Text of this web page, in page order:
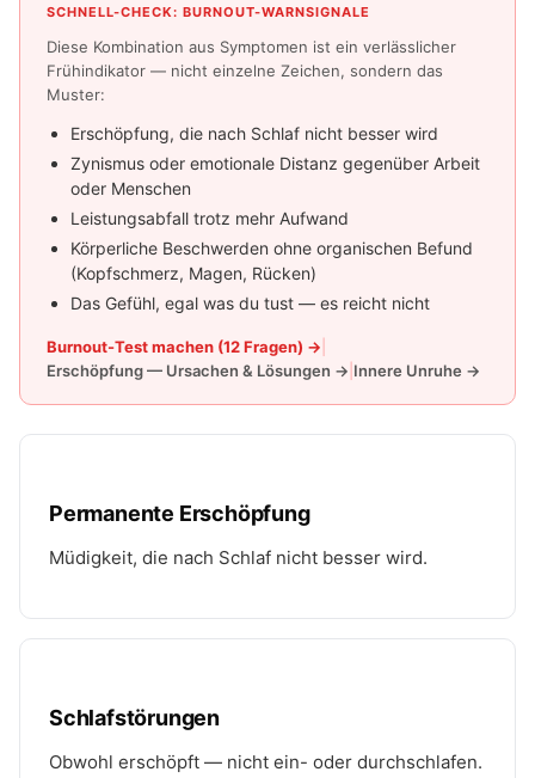
SCHNELL-CHECK: BURNOUT-WARNSIGNALE
Diese Kombination aus Symptomen ist ein verlässlicher
Frühindikator — nicht einzelne Zeichen, sondern das
Muster:
Erschöpfung, die nach Schlaf nicht besser wird
Zynismus oder emotionale Distanz gegenüber Arbeit
oder Menschen
Leistungsabfall trotz mehr Aufwand
Körperliche Beschwerden ohne organischen Befund
(Kopfschmerz, Magen, Rücken)
Das Gefühl, egal was du tust — es reicht nicht
Burnout-Test machen (12 Fragen) →
Erschöpfung — Ursachen & Lösungen → Innere Unruhe →
Permanente Erschöpfung
Müdigkeit, die nach Schlaf nicht besser wird.
Schlafstörungen
Obwohl erschöpft — nicht ein- oder durchschlafen.